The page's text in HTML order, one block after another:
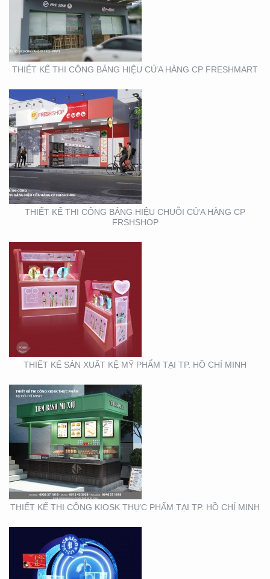
THIẾT KẾ THI CÔNG BẢNG HIỆU CỬA HÀNG CP FRESHMART
BẢNG HIỆU CHUỖI CỬA
HÀNG CP FRSHSHOP
THIẾT KẾ THI CÔNG BẢNG HIỆU CHUỖI CỬA HÀNG CP
FRSHSHOP
THIẾT KẾ SẢN XUẤT KỆ
MỸ PHẨM TẠI TP. HỒ
CHÍ MINH
THIẾT KẾ SẢN XUẤT KỆ MỸ PHẨM TẠI TP. HỒ CHÍ MINH
THIẾT KẾ THI CÔNG
KIOSK THỰC PHẨM TẠI
TP. HỒ CHÍ MINH
THIẾT KẾ THI CÔNG KIOSK THỰC PHẨM TẠI TP. HỒ CHÍ MINH
THIẾT KẾ THI CÔNG
GIAN HÀNG BLU SÀI
GÒN
THIẾT KẾ NHẬN DIỆN